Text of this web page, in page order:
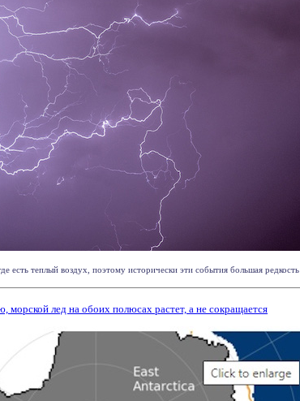
есть теплый воздух, поэтому исторически эти события большая
лед на обоих полюсах растет, а не сокращается